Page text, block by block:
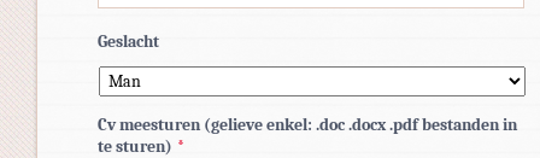
Geslacht
Cv meesturen (gelieve enkel: .doc .docx .pdf bestanden in
te sturen) *